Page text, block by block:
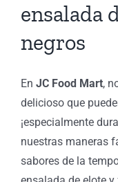
ensalada
negros
En JC Food Mart,
delicioso que
¡especialmente
nuestras maneras
sabores de la